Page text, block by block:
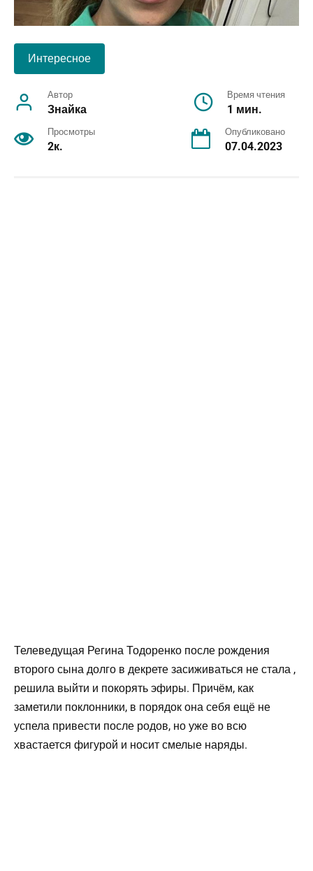
Интересное
Автор
Знайка
Время чтения
1 мин.
Просмотры
2к.
Опубликовано
07.04.2023
Телеведущая Регина Тодоренко после рождения
второго сына долго в декрете засиживаться не стала ,
решила выйти и покорять эфиры. Причём, как
заметили поклонники, в порядок она себя ещё не
успела привести после родов, но уже во всю
хвастается фигурой и носит смелые наряды.